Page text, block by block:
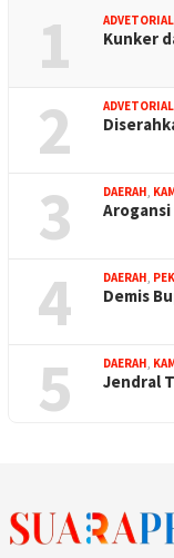
1 ADVETORIAL
Kunker
2 ADVETORIAL
3 DAERAH,
Arogansi
4 DAERAH,
Demis
5 DAERAH,
Jendral